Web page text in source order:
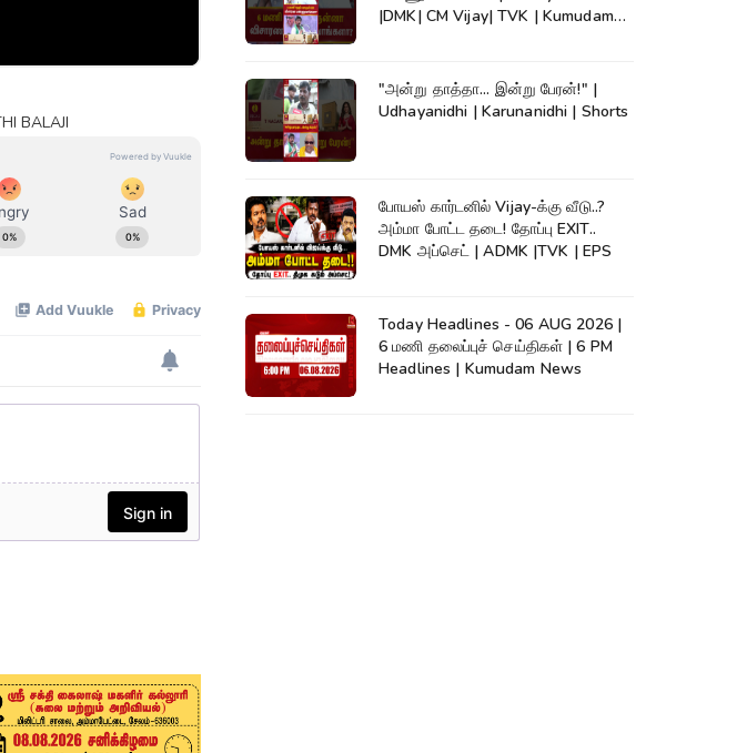
BALAJI
|DMK| CM Vijay| TVK | Kumudam
"அன்று தாத்தா... இன்று பேரன்!" |
Udhayanidhi | Karunanidhi | Shorts
போயஸ் கார்டனில் Vijay-க்கு வீடு..?
அம்மா போட்ட தடை! தோப்பு EXIT..
DMK அப்செட் | ADMK |TVK | EPS
Today Headlines - 06 AUG 2026 |
6 மணி தலைப்புச் செய்திகள் | 6 PM
Headlines | Kumudam News